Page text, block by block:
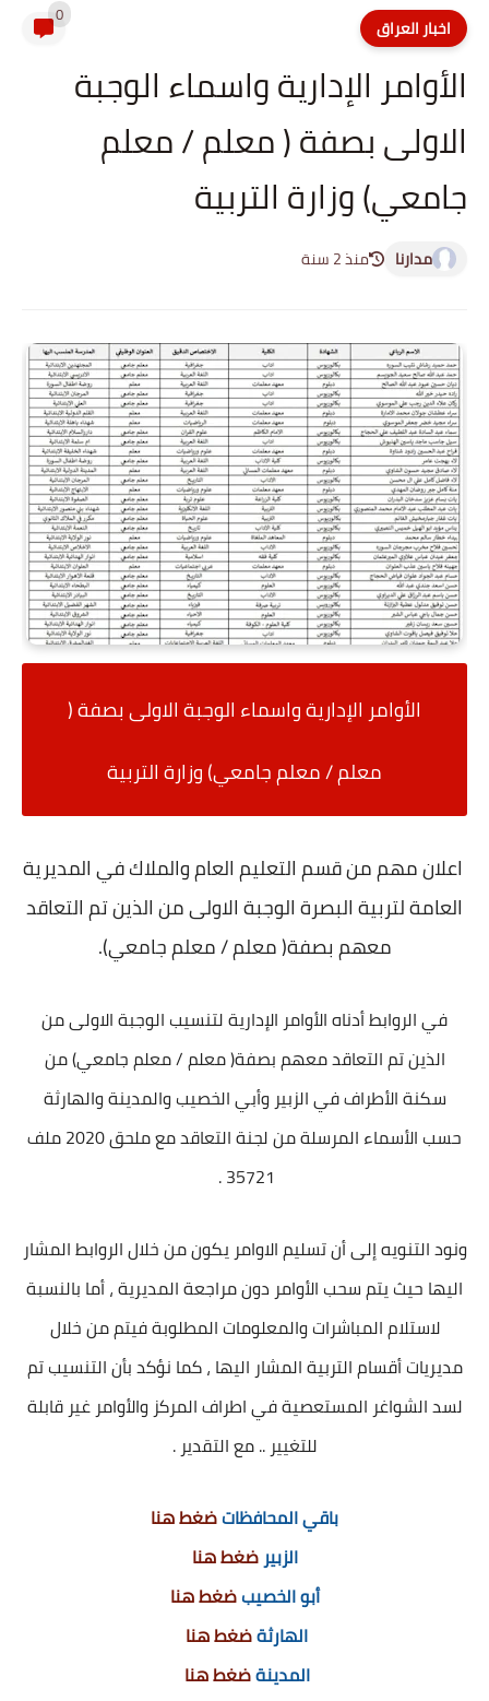
اخبار العراق 0
الأوامر الإدارية واسماء الوجبة
الاولى بصفة ( معلم / معلم
جامعي) وزارة التربية
مدارنا منذ 2 سنة
الأوامر الإدارية واسماء الوجبة الاولى بصفة (
معلم / معلم جامعي) وزارة التربية
اعلان مهم من قسم التعليم العام والملاك في المديرية
العامة لتربية البصرةالوجبة الاولى من الذين تم التعاقد
معهم بصفة( معلم / معلم جامعي).
في الروابط أدناه الأوامر الإدارية لتنسيب الوجبة الاولى من
الذين تم التعاقد معهم بصفة( معلم / معلم جامعي) من
سكنة الأطراف في الزبير وأبي الخصيب والمدينة والهارثة
حسب الأسماء المرسلة من لجنة التعاقد مع ملحق 2020 ملف
35721 .
ونود التنويه إلى أن تسليم الاوامر يكون من خلال الروابط المشار
اليها حيث يتم سحب الأوامر دون مراجعة المديرية ، أما بالنسبة
لاستلام المباشرات والمعلومات المطلوبة فيتم من خلال
مديريات أقسام التربية المشار اليها ، كما نؤكد بأن التنسيب تم
لسد الشواغر المستعصية في اطراف المركز والأوامر غير قابلة
للتغيير .. مع التقدير .
باقي المحافظاتضغط هنا
الزبيرضغط هنا
أبو الخصيبضغط هنا
الهارثةضغط هنا
المدينةضغط هنا